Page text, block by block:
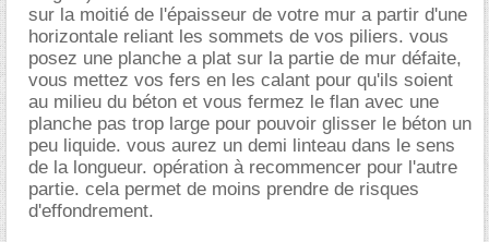
sur la moitié de l'épaisseur de votre mur a partir d'une
horizontale reliant les sommets de vos piliers. vous
posez une planche a plat sur la partie de mur défaite,
vous mettez vos fers en les calant pour qu'ils soient
au milieu du béton et vous fermez le flan avec une
planche pas trop large pour pouvoir glisser le béton un
peu liquide. vous aurez un demi linteau dans le sens
de la longueur. opération à recommencer pour l'autre
partie. cela permet de moins prendre de risques
d'effondrement.